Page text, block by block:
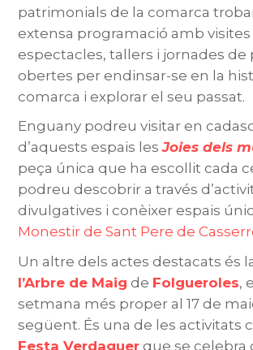
patrimonials de la comarca
extensa programació amb visites
espectacles, tallers i jornades de
obertes per endinsar-se en la
comarca i explorar el seu passat.
Enguany podreu visitar en
d’aquests espais lesJoies dels
peça única que ha escollit cada
podreu descobrir a través
divulgatives i conèixer espais
Monestir de Sant Pere de
Un altre dels actes destacats és
l’Arbre de Maig de Folgueroles,
setmana més proper al 17 de
següent. És una de les activitats
Festa Verdaguer que se celebra